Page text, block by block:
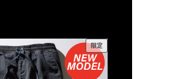
限定